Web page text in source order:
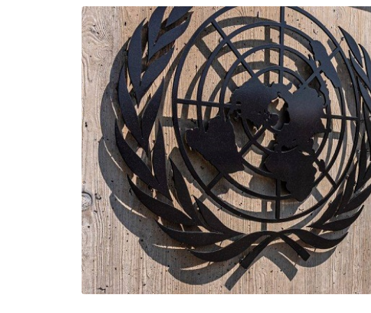
AVIS DE RECRUTEMENT
mai 6, 2026
L’adoption de la loi
antitabac en Zambie
marque un tournant
majeur pour l’Afrique
mai 5, 2026
Ouvrir la voie :
L’opportunité pour la
Zambie de s’aligner sur les
modèles de réussite africains en
matière de lutte antitabac.
mars 23, 2026
Nous
mesures
mettre
l’industrie du
novembre 12, 2025
AVIS DE
EXECUTIF.VE
septembre 22, 2025
YADD
publication d’un
septembre 4, 2025